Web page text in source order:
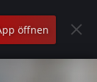
öffnen